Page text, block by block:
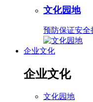
文化园地
预防保证安全
企业文化
企业文化
文化园地